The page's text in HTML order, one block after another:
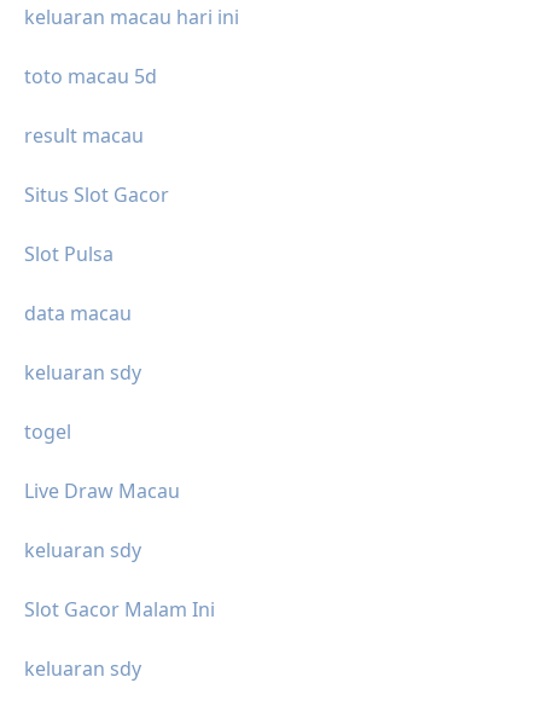
keluaran macau hari ini
toto macau 5d
result macau
Situs Slot Gacor
Slot Pulsa
data macau
keluaran sdy
togel
Live Draw Macau
keluaran sdy
Slot Gacor Malam Ini
keluaran sdy